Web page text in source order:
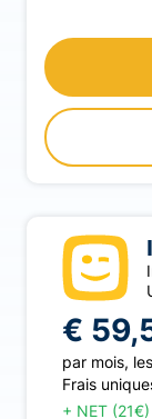
€
par mois,
Frais
+ NET